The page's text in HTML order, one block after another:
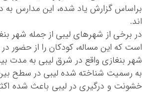
براساس گزارش یاد شده، این مدارس
اند.
در برخی از شهرهای لیبی از جمله شهر
است که این مساله، کودکان را از حضور
شهر بنغازی واقع در شرق لیبی به مدت
به رسمیت شناخته شده لیبی در سطح